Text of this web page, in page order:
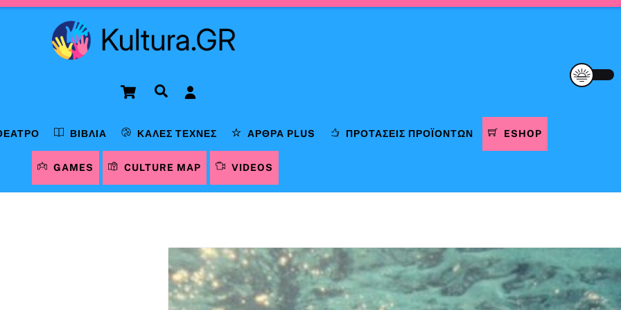
Cart Αναζήτηση
ΒΙΒΛΊΑ ΚΑΛΈΣ ΤΈΧΝΕΣ ΆΡΘΡΑ PLUS ΠΡΟΤΆΣΕΙΣ ΠΡΟΪΌΝΤΩΝ ESHOP
GAMES CULTURE MAP VIDEOS